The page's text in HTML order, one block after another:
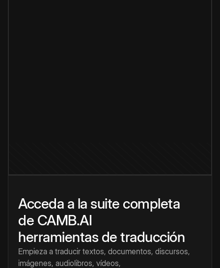
Acceda a la suite completa
de CAMB.AI
herramientas de traducción
Empieza a traducir textos, documentos, discursos,
imágenes, audiolibros, vídeos,